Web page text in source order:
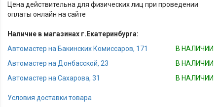
Цена действительна для физических лиц при проведении
оплаты онлайн на сайте
Наличие в магазинах г.Екатеринбурга:
Автомастер на Бакинских Комиссаров, 171
В НАЛИЧИИ
Автомастер на Донбасской, 23
В НАЛИЧИИ
Автомастер на Сахарова, 31
В НАЛИЧИИ
Условия доставки товара